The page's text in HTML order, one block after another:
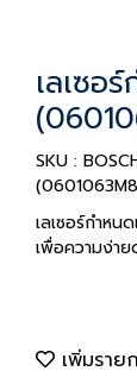
เลเซอ
SKU :
เลเซอร์กำหน
เพื่อความง่า
เพิ่มราย